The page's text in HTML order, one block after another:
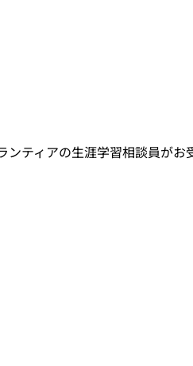
ティアの生涯学習相談員が